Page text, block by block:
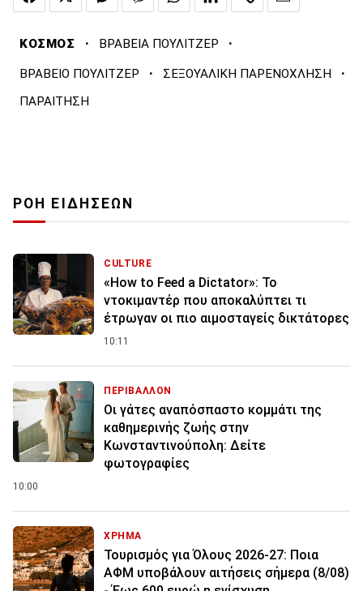
ΚΟΣΜΟΣ · ΒΡΑΒΕΙΑ ΠΟΥΛΙΤΖΕΡ ·
ΒΡΑΒΕΙΟ ΠΟΥΛΙΤΖΕΡ · ΣΕΞΟΥΑΛΙΚΗ ΠΑΡΕΝΟΧΛΗΣΗ ·
ΠΑΡΑΙΤΗΣΗ
ΡΟΗ ΕΙΔΗΣΕΩΝ
CULTURE
«How to Feed a Dictator»: Το
ντοκιμαντέρ που αποκαλύπτει τι
έτρωγαν οι πιο αιμοσταγείς δικτάτορες
10:11
ΠΕΡΙΒΑΛΛΟΝ
Οι γάτες αναπόσπαστο κομμάτι της
καθημερινής ζωής στην
Κωνσταντινούπολη: Δείτε
φωτογραφίες
10:00
ΧΡΗΜΑ
Τουρισμός για Όλους 2026-27: Ποια
ΑΦΜ υποβάλουν αιτήσεις σήμερα (8/08)